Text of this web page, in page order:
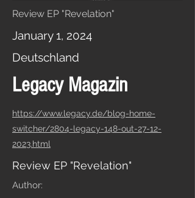
Review EP "Revelation"
January 1, 2024
Deutschland
Legacy Magazin
https://www.legacy.de/blog-home-
switcher/2804-legacy-148-out-27-12-
2023.html
Review EP "Revelation"
Author: